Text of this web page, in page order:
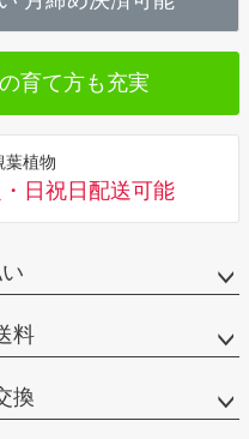
へ
育て方も充実
葉植物
日祝日配送可能
料
換